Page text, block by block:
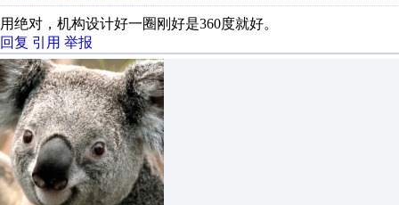
用绝对，机构设计好一圈刚好是360度就好。
回复 引用 举报